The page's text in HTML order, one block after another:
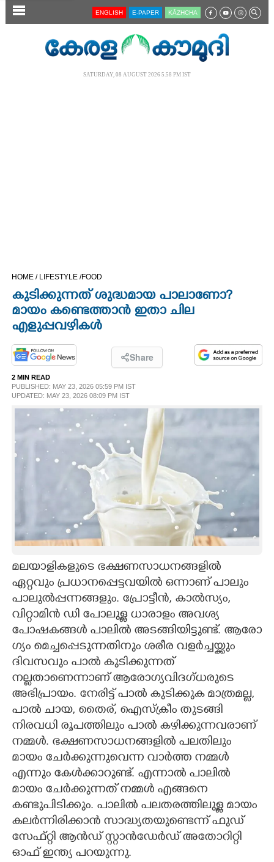
SECTIONS
OPINION
PHOTOS
LIFESTYLE
SPIRITUAL
INFO+
ASTRO
CARTOONS
LITERATURE
CONTACT US
ENGLISH E-PAPER KĀZHCHA
SATURDAY, 08 AUGUST 2026 5.58 PM IST
HOME / LIFESTYLE /FOOD
കുടിക്കുന്നത് ശുദ്ധമായ പാലാണോ?
മായം കണ്ടെത്താൻ ഇതാ ചില
എളുപ്പവഴികൾ
Share
2 MIN READ
PUBLISHED: MAY 23, 2026 05:59 PM IST
UPDATED: MAY 23, 2026 08:09 PM IST
മലയാളികളുടെ ഭക്ഷണസാധനങ്ങളിൽ
ഏറ്റവും പ്രധാനപ്പെട്ടവയിൽ ഒന്നാണ് പാലും
പാലുൽപ്പന്നങ്ങളും. പ്രോട്ടീൻ, കാൽസ്യം,
വിറ്റാമിൻ ഡി പോലുള്ള ധാരാളം അവശ്യ
പോഷകങ്ങൾ പാലിൽ അടങ്ങിയിട്ടുണ്ട്. ആരോ​
ഗ്യം മെച്ചപ്പെടുന്നതിനും ശരീര വളർച്ചയ്ക്കും
ദിവസവും പാൽ കുടിക്കുന്നത്
നല്ലതാണെന്നാണ് ആരോ​ഗ്യവിദ​ഗ്ധരുടെ
അഭിപ്രായം. നേരിട്ട് പാൽ കുടിക്കുക മാത്രമല്ല,
പാൽ ചായ, തൈര്, ഐസ്ക്രീം തുടങ്ങി
നിരവധി രൂപത്തിലും പാൽ കഴിക്കുന്നവരാണ്
നമ്മൾ. ഭക്ഷണസാധനങ്ങളിൽ പലതിലും
മായം ചേർക്കുന്നുവെന്ന വാർത്ത നമ്മൾ
എന്നും കേൾക്കാറുണ്ട്. എന്നാൽ പാലിൽ
മായം ചേർക്കുന്നത് നമ്മൾ എങ്ങനെ
കണ്ടുപിടിക്കും. പാലിൽ പലതരത്തിലുള്ള മായം
കലർന്നിരിക്കാൻ സാദ്ധ്യതയുണ്ടെന്ന് ഫുഡ്
സേഫ്റ്റി ആൻഡ് സ്റ്റാൻഡേർഡ് അതോറിറ്റി
ഓഫ് ഇന്ത്യ പറയുന്നു.